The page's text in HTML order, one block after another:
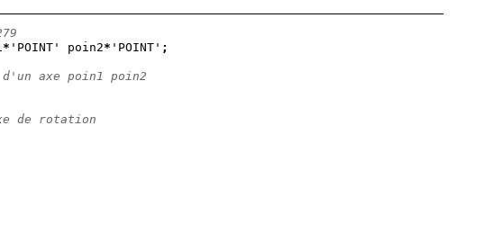
12279
* 'POINT' poin2* 'POINT' ;
axe poin1 poin2
de rotation